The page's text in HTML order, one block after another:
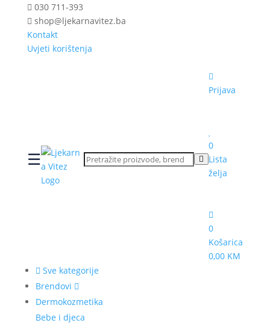
030 711-393
shop@ljekarnavitez.ba
Kontakt
Uvjeti korištenja
☰
Prijava
0
Lista
želja
0
Košarica
0,00 KM
Sve kategorije
Brendovi
Dermokozmetika
Bebe i djeca